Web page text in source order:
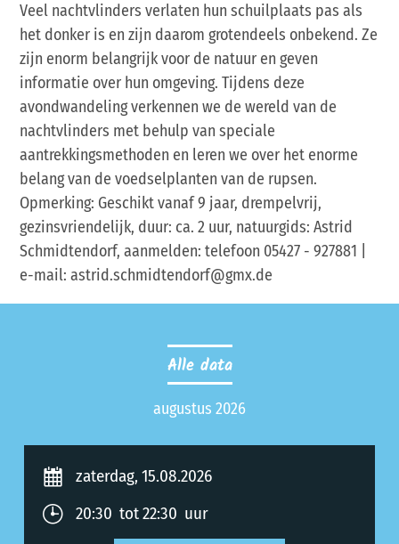
Veel nachtvlinders verlaten hun schuilplaats pas als
het donker is en zijn daarom grotendeels onbekend. Ze
zijn enorm belangrijk voor de natuur en geven
informatie over hun omgeving. Tijdens deze
avondwandeling verkennen we de wereld van de
nachtvlinders met behulp van speciale
aantrekkingsmethoden en leren we over het enorme
belang van de voedselplanten van de rupsen.
Opmerking: Geschikt vanaf 9 jaar, drempelvrij,
gezinsvriendelijk, duur: ca. 2 uur, natuurgids: Astrid
Schmidtendorf, aanmelden: telefoon 05427 - 927881 |
e-mail: astrid.schmidtendorf@gmx.de
Alle data
augustus 2026
zaterdag, 15.08.2026
20:30 tot 22:30 uur